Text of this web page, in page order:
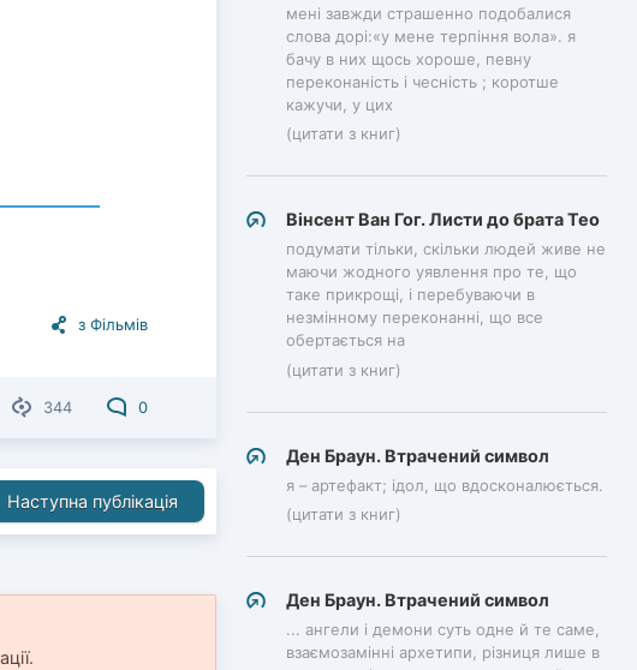
з Фільмів
344 0
мені завжди страшенно подобалися
слова дорі:«у мене терпіння вола». я
бачу в них щось хороше, певну
переконаність і чесність ; коротше
кажучи, у цих
(цитати з книг)
Вінсент Ван Гог. Листи до брата Тео
подумати тільки, скільки людей живе не
маючи жодного уявлення про те, що
таке прикрощі, і перебуваючи в
незмінному переконанні, що все
обертається на
(цитати з книг)
Ден Браун. Втрачений символ
я – артефакт; ідол, що вдосконалюється.
(цитати з книг)
Ден Браун. Втрачений символ
... ангели і демони суть одне й те саме,
взаємозамінні архетипи, різниця лише в
Наступна публікація